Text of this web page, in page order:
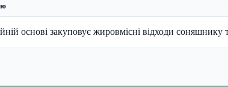
по всій Україні. Компанія-переробник на постійній основі закуповує жировмісні